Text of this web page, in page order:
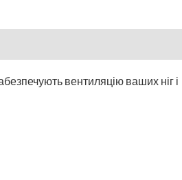
вентиляцію ваших ніг і